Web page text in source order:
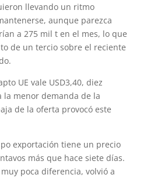
llevando un ritmo
aunque parezca
a 275 mil t en el mes, lo que
de un tercio sobre el reciente
UE vale USD3,40, diez
la menor demanda de la
de la oferta provocó este
exportación tiene un precio
más que hace siete días.
poca diferencia, volvió a